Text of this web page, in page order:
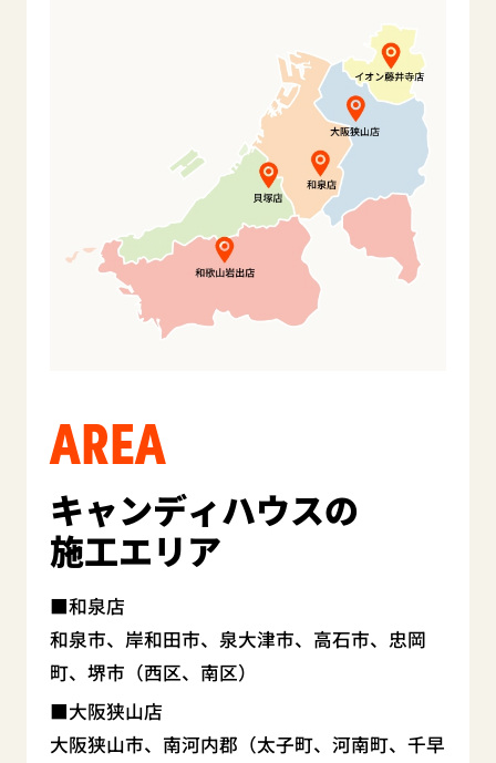
AREA
キャンディハウスの
施工エリア
和泉店
和泉市、岸和田市、泉大津市、高石市、忠岡
町、堺市（西区、南区）
大阪狭山店
大阪狭山市、南河内郡（太子町、河南町、千早